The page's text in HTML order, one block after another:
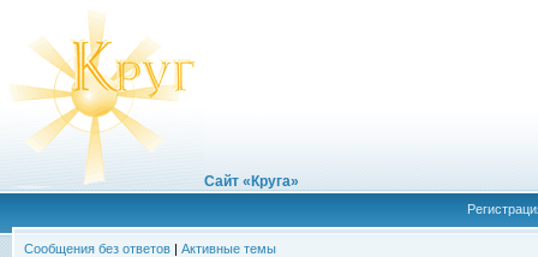
Сайт «Круга»
Сообщения без ответов | Активные темы